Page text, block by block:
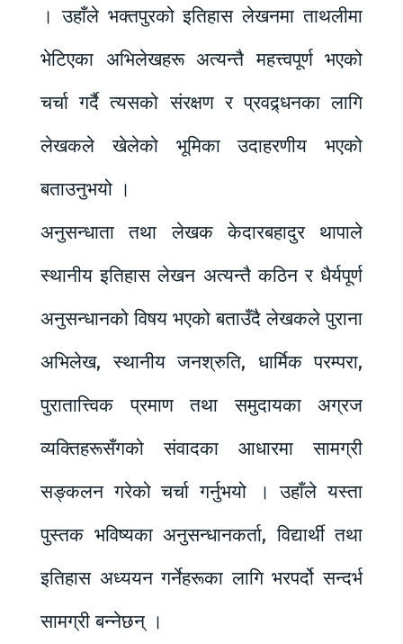
। उहाँले भक्तपुरको इतिहास लेखनमा ताथलीमा
भेटिएका अभिलेखहरू अत्यन्तै महत्त्वपूर्ण भएको
चर्चा गर्दै त्यसको संरक्षण र प्रवद्र्धनका लागि
लेखकले खेलेको भूमिका उदाहरणीय भएको
बताउनुभयो ।
अनुसन्धाता तथा लेखक केदारबहादुर थापाले
स्थानीय इतिहास लेखन अत्यन्तै कठिन र धैर्यपूर्ण
अनुसन्धानको विषय भएको बताउँदै लेखकले पुराना
अभिलेख, स्थानीय जनश्रुति, धार्मिक परम्परा,
पुरातात्त्विक प्रमाण तथा समुदायका अग्रज
व्यक्तिहरूसँगको संवादका आधारमा सामग्री
सङ्कलन गरेको चर्चा गर्नुभयो । उहाँले यस्ता
पुस्तक भविष्यका अनुसन्धानकर्ता, विद्यार्थी तथा
इतिहास अध्ययन गर्नेहरूका लागि भरपर्दो सन्दर्भ
सामग्री बन्नेछन् ।